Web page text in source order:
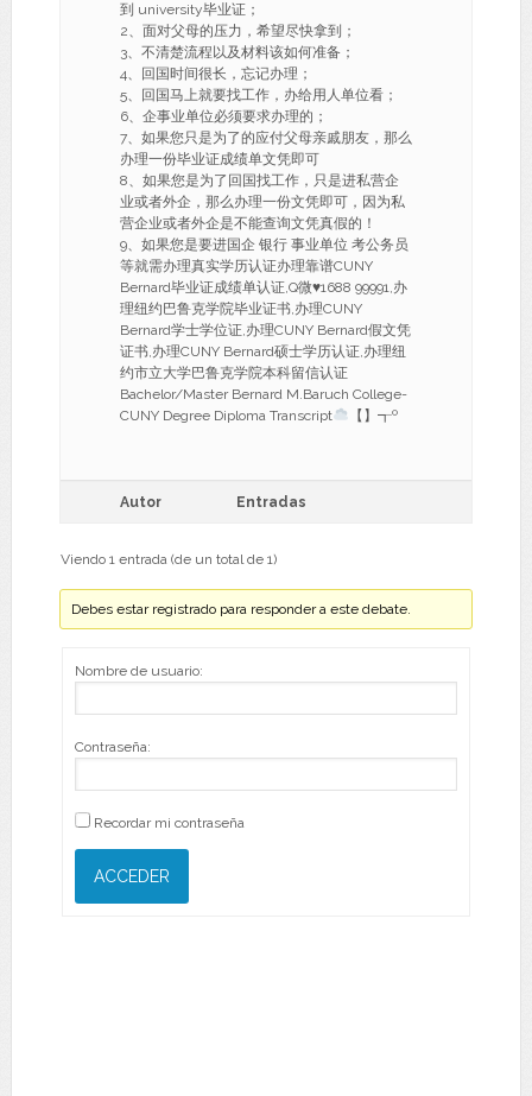
到 university毕业证；
2、面对父母的压力，希望尽快拿到；
3、不清楚流程以及材料该如何准备；
4、回国时间很长，忘记办理；
5、回国马上就要找工作，办给用人单位看；
6、企事业单位必须要求办理的；
7、如果您只是为了的应付父母亲戚朋友，那么
办理一份毕业证成绩单文凭即可
8、如果您是为了回国找工作，只是进私营企
业或者外企，那么办理一份文凭即可，因为私
营企业或者外企是不能查询文凭真假的！
9、如果您是要进国企 银行 事业单位 考公务员
等就需办理真实学历认证办理靠谱CUNY
Bernard毕业证成绩单认证,Q微♥1688 99991,办
理纽约巴鲁克学院毕业证书,办理CUNY
Bernard学士学位证,办理CUNY Bernard假文凭
证书,办理CUNY Bernard硕士学历认证,办理纽
约市立大学巴鲁克学院本科留信认证
Bachelor/Master Bernard M.Baruch College-
CUNY Degree Diploma Transcript
【】┱º
Autor Entradas
Viendo 1 entrada (de un total de 1)
Debes estar registrado para responder a este debate.
Nombre de usuario:
Contraseña:
Recordar mi contraseña
ACCEDER